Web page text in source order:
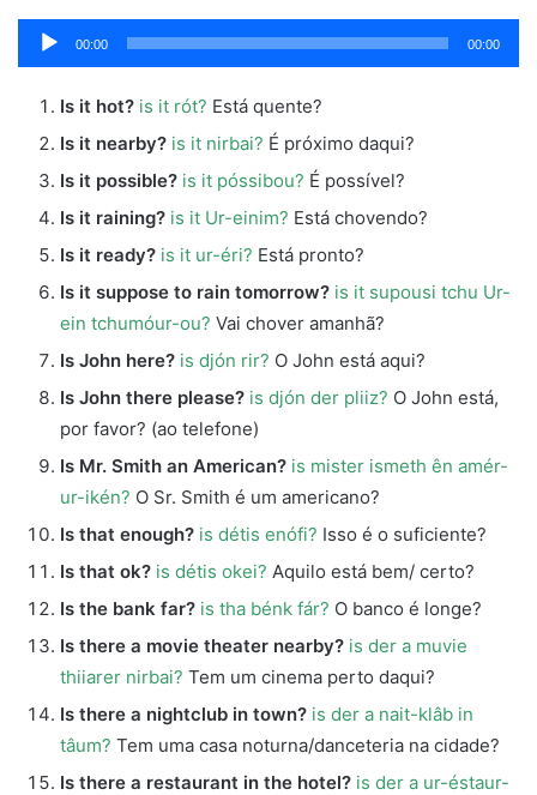
Tocador
de
áudio
00:00 00:00
Is it hot? is it rót? Está quente?
Is it nearby? is it nirbai? É próximo daqui?
Is it possible? is it póssibou? É possível?
Is it raining? is it Ur-einim? Está chovendo?
Is it ready? is it ur-éri? Está pronto?
Is it suppose to rain tomorrow? is it supousi tchu Ur-
ein tchumóur-ou? Vai chover amanhã?
Is John here? is djón rir? O John está aqui?
Is John there please? is djón der pliiz? O John está,
por favor? (ao telefone)
Is Mr. Smith an American? is mister ismeth ên amér-
ur-ikén? O Sr. Smith é um americano?
Is that enough? is détis enófi? Isso é o suficiente?
Is that ok? is détis okei? Aquilo está bem/ certo?
Is the bank far? is tha bénk fár? O banco é longe?
Is there a movie theater nearby? is der a muvie
thiiarer nirbai? Tem um cinema perto daqui?
Is there a nightclub in town? is der a nait-klâb in
tâum? Tem uma casa noturna/danceteria na cidade?
Is there a restaurant in the hotel? is der a ur-éstaur-